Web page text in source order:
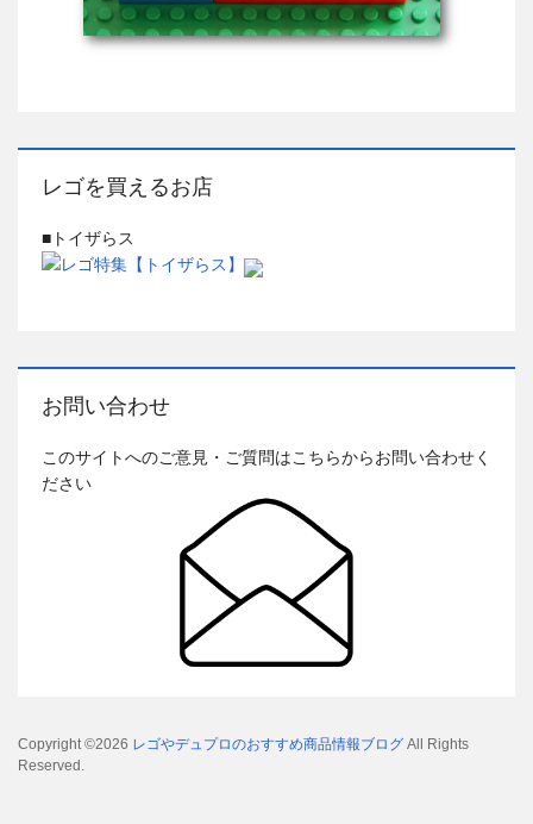
レゴを買えるお店
■トイザらス
お問い合わせ
このサイトへのご意見・ご質問はこちらからお問い合わせく
ださい
Copyright ©2026 レゴやデュプロのおすすめ商品情報ブログ All Rights
Reserved.